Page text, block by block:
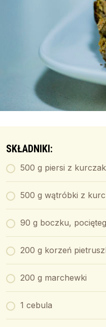
SKŁADNIKI:
500 g piersi z
500 g wątróbki z
90 g boczku,
200 g korzeń
200 g marchewki
1 cebula